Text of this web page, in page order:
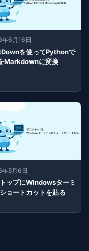
6月16日
を使ってPythonで
Markdownに変換
5月6日
ップにWindowsターミ
ョートカットを貼る